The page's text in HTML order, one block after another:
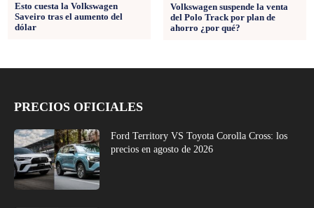
Esto cuesta la Volkswagen
Saveiro tras el aumento del
dólar
Volkswagen suspende la venta
del Polo Track por plan de
ahorro ¿por qué?
PRECIOS OFICIALES
Ford Territory VS Toyota Corolla Cross: los
precios en agosto de 2026